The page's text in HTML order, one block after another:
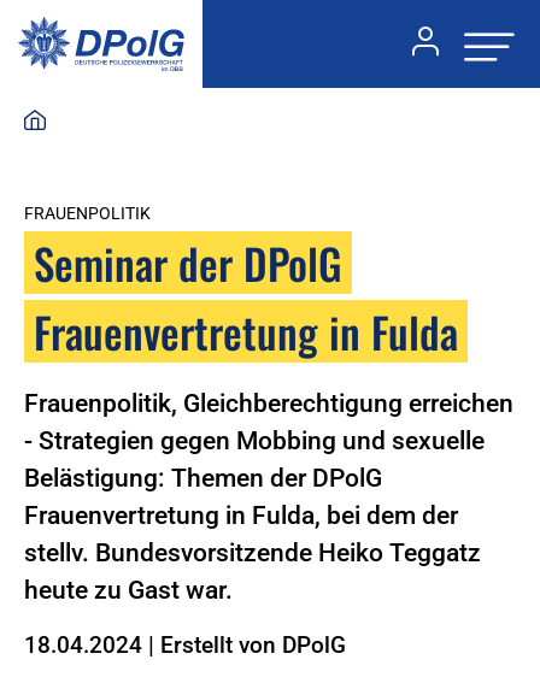
FRAUENPOLITIK
Seminar der DPolG
Frauenvertretung in Fulda
Frauenpolitik, Gleichberechtigung erreichen
- Strategien gegen Mobbing und sexuelle
Belästigung: Themen der DPolG
Frauenvertretung in Fulda, bei dem der
stellv. Bundesvorsitzende Heiko Teggatz
heute zu Gast war.
18.04.2024 | Erstellt von DPolG